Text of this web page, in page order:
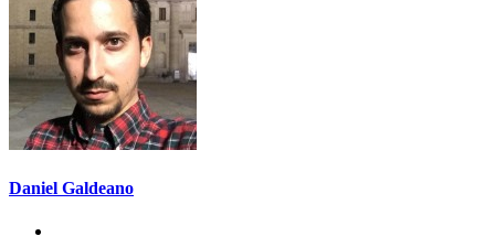
Daniel Galdeano